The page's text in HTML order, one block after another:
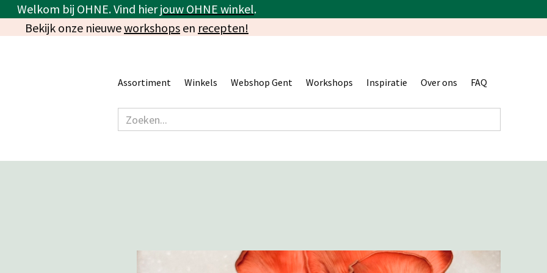
Welkom bij OHNE. Vind hierjouw OHNE winkel.
Bekijk onze nieuweworkshops en recepten!
Assortiment Winkels Webshop Gent Workshops Inspiratie Over ons FAQ